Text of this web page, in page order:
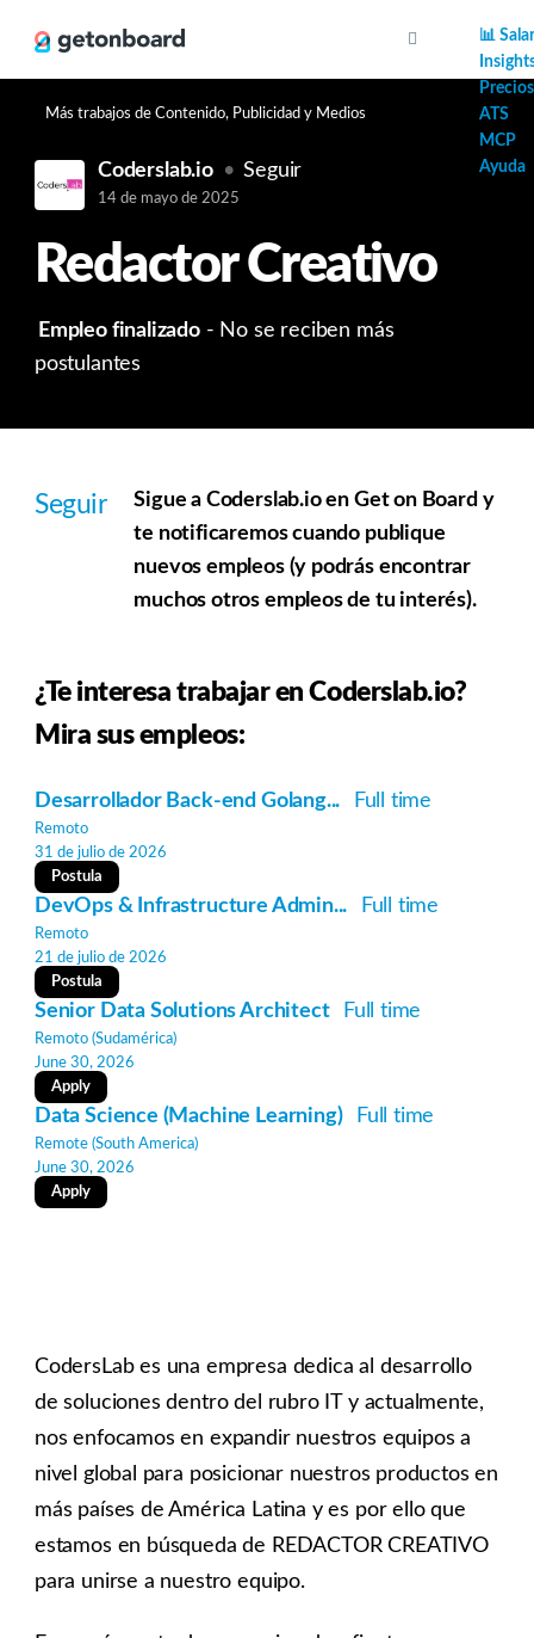
📊
Precios
ATS
MCP
Ayuda
Más trabajos de Contenido, Publicidad y Medios
Coderslab.io Seguir
14 de mayo de 2025
Redactor Creativo
Empleo finalizado- No se reciben más
postulantes
Seguir
Sigue a Coderslab.io en Get on Board y
te notificaremos cuando publique
nuevos empleos (y podrás encontrar
muchos otros empleos de tu interés).
¿Te interesa trabajar en Coderslab.io?
Mira sus empleos:
Desarrollador Back-end Golang... Full time
Remoto
31 de julio de 2026
Postula
DevOps & Infrastructure Admin... Full time
Remoto
21 de julio de 2026
Postula
Senior Data Solutions Architect Full time
Remoto (Sudamérica)
June 30, 2026
Apply
Data Science (Machine Learning) Full time
Remote (South America)
June 30, 2026
Apply
CodersLab es una empresa dedica al desarrollo
de soluciones dentro del rubro IT y actualmente,
nos enfocamos en expandir nuestros equipos a
nivel global para posicionar nuestros productos en
más países de América Latina y es por ello que
estamos en búsqueda de REDACTOR CREATIVO
para unirse a nuestro equipo.